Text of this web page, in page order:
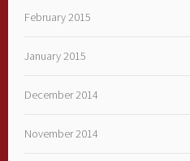
February 2015
January 2015
December 2014
November 2014